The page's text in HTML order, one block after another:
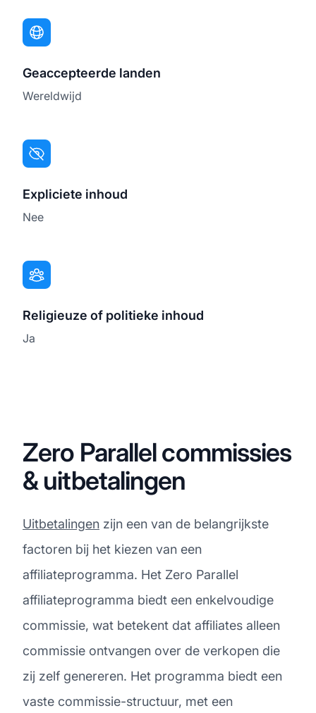
Geaccepteerde landen
Wereldwijd
Expliciete inhoud
Nee
Religieuze of politieke inhoud
Ja
Zero Parallel commissies
& uitbetalingen
Uitbetalingen zijn een van de belangrijkste
factoren bij het kiezen van een
affiliateprogramma. Het Zero Parallel
affiliateprogramma biedt een enkelvoudige
commissie, wat betekent dat affiliates alleen
commissie ontvangen over de verkopen die
zij zelf genereren. Het programma biedt een
vaste commissie-structuur, met een